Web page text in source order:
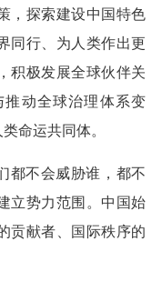
，探索建设中国特色
同行、为人类作出更
积极发展全球伙伴关
动全球治理体系变
命运共同体。
都不会威胁谁，都不
立势力范围。中国始
贡献者、国际秩序的